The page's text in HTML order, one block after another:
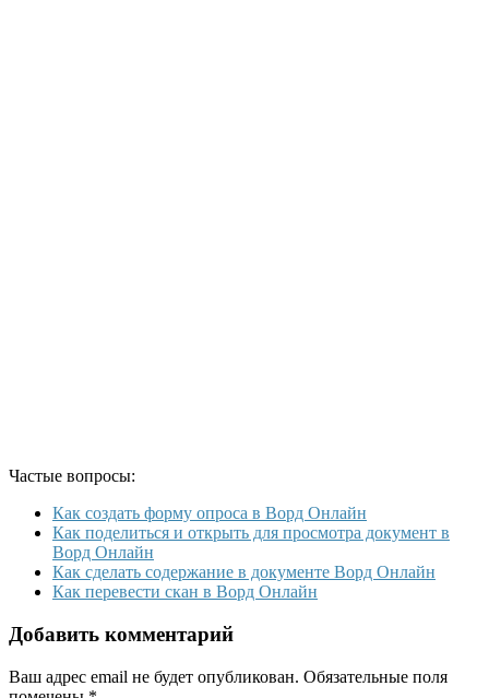
Частые вопросы:
Как создать форму опроса в Ворд Онлайн
Как поделиться и открыть для просмотра документ в
Ворд Онлайн
Как сделать содержание в документе Ворд Онлайн
Как перевести скан в Ворд Онлайн
Добавить комментарий
Ваш адрес email не будет опубликован. Обязательные поля